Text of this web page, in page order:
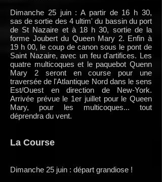
Dimanche 25 juin : A partir de 16 h 30,
sas de sortie des 4 ultim' du bassin du port
de St Nazaire et à 18 h 30, sortie de la
forme Joubert du Queen Mary 2. Enfin à
19 h 00, le coup de canon sous le pont de
Saint Nazaire, avec un feu d'artifices. Les
quatre multicoques et le paquebot Quenn
Mary 2 seront en course pour une
traversée de l'Atlantique Nord dans le sens
Est/Ouest en direction de New-York.
Arrivée prévue le 1er juillet pour le Queen
Mary, pour les multicoques... tout
déprendra du vent.
La Course
Dimanche 25 juin : départ grandiose !